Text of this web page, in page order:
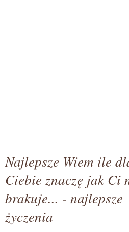
Najlepsze Wiem ile
Ciebie znaczę jak Ci
brakuje... - najlepsze
życzenia